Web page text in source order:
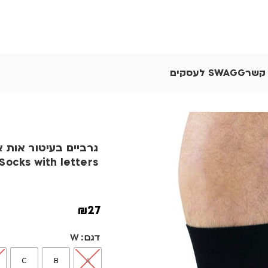
קשרSWAGG לעסקים
גרביים בעיטור אות
Socks with letters
₪27
דגם W
A
B
C